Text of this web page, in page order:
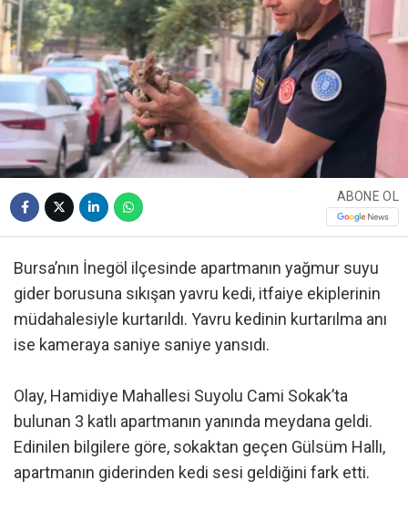
ABONE OL
Bursa’nın İnegöl ilçesinde apartmanın yağmur suyu
gider borusuna sıkışan yavru kedi, itfaiye ekiplerinin
müdahalesiyle kurtarıldı. Yavru kedinin kurtarılma anı
ise kameraya saniye saniye yansıdı.
Olay, Hamidiye Mahallesi Suyolu Cami Sokak’ta
bulunan 3 katlı apartmanın yanında meydana geldi.
Edinilen bilgilere göre, sokaktan geçen Gülsüm Hallı,
apartmanın giderinden kedi sesi geldiğini fark etti.